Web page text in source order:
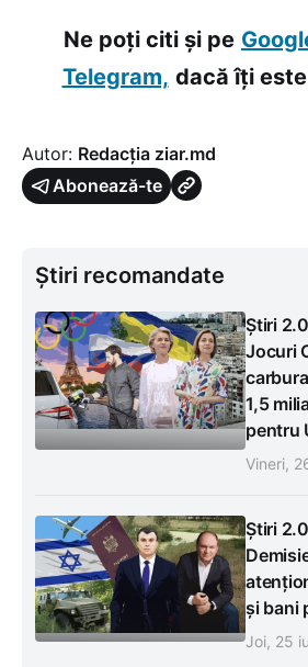
Ne poți citi și pe
Telegram, dacă îți
Autor: Redacția ziar.md
Abonează-te
Știri recomandate
Știri
Jocuri
1,5
pentru
Vineri,
Știri
și bani
Joi, 25